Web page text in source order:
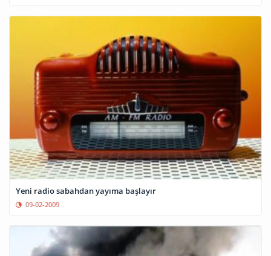
Yeni radio sabahdan yayıma başlayır
09-02-2009